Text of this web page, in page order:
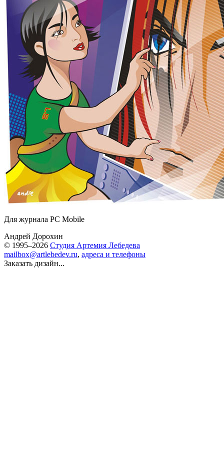
Для журнала PC Mobile
Андрей Дорохин
© 1995–2026 Студия Артемия Лебедева
mailbox@artlebedev.ru, адреса и телефоны
Заказать дизайн...